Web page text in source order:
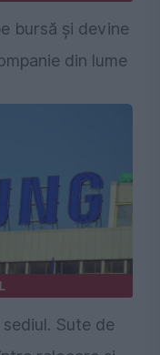
bursă și devine
din lume
Sute de